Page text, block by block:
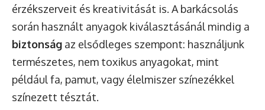
érzékszerveit és kreativitását is. A barkácsolás
során használt anyagok kiválasztásánál mindig a
biztonság az elsődleges szempont: használjunk
természetes, nem toxikus anyagokat, mint
például fa, pamut, vagy élelmiszer színezékkel
színezett tésztát.